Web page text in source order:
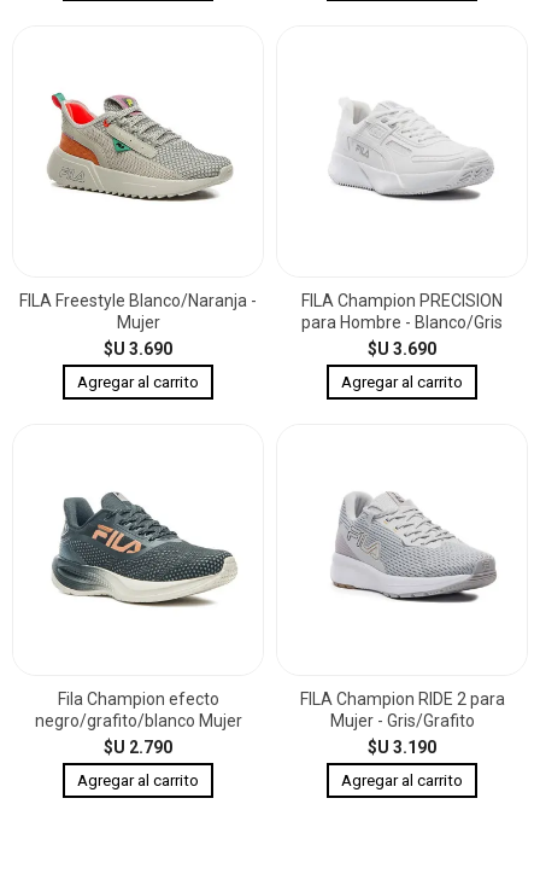
FILA Freestyle Blanco/Naranja -
Mujer
$U 3.690
FILA Champion PRECISION
para Hombre - Blanco/Gris
$U 3.690
Fila Champion efecto
negro/grafito/blanco Mujer
$U 2.790
FILA Champion RIDE 2 para
Mujer - Gris/Grafito
$U 3.190